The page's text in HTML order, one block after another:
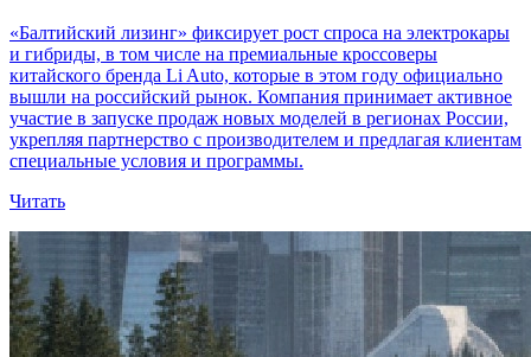
«Балтийский лизинг» фиксирует рост спроса на электрокары
и гибриды, в том числе на премиальные кроссоверы
китайского бренда Li Auto, которые в этом году официально
вышли на российский рынок. Компания принимает активное
участие в запуске продаж новых моделей в регионах России,
укрепляя партнерство с производителем и предлагая клиентам
специальные условия и программы.
Читать